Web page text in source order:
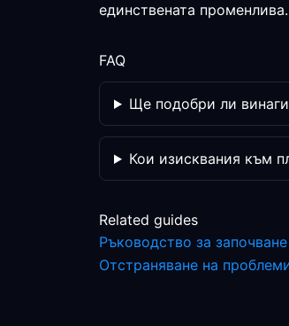
единствената променлива.
FAQ
Ще подобри ли
Кои изисквания към
Related guides
Ръководство за
Отстраняване на